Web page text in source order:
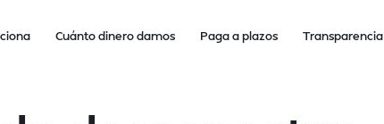
Cuánto dinero damos Paga a plazos Transparencia